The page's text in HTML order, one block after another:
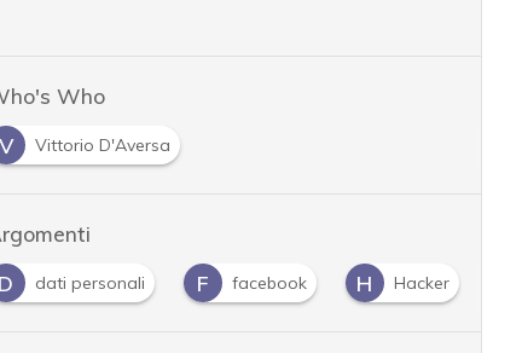
Who
V
Vittorio D'Aversa
D dati personali F facebook H Hacker